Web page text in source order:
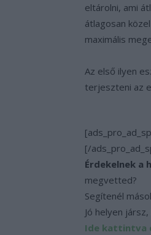
eltárolni, ami
átlagosan
maximális
Az első ilyen
terjeszteni az
[/
Érdekelnek a
megvetted?
Segítenél
Jó helyen jársz,
Ide kattintva